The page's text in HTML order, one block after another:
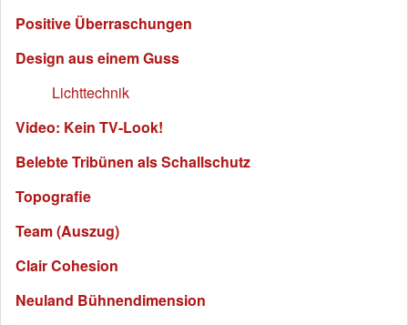
Positive Überraschungen
Design aus einem Guss
Lichttechnik
Video: Kein TV-Look!
Belebte Tribünen als Schallschutz
Topografie
Team (Auszug)
Clair Cohesion
Neuland Bühnendimension